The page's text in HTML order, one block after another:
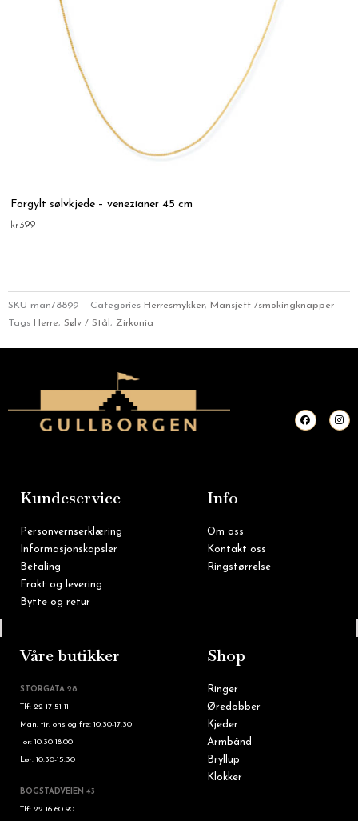
Forgylt sølvkjede – venezianer 45 cm
kr399
SKU man78899 Categories Herresmykker, Mansjett-/smokingknapper
Tags Herre, Sølv / Stål , Zirkonia
F
a
c
I
n
s
Kundeservice
Personvernserklæring
Informasjonskapsler
Betaling
Frakt og levering
Bytte og retur
Info
Om oss
Kontakt oss
Ringstørrelse
Våre butikker
STORGATA 28
Tlf: 22 17 51 11
Man, tir, ons og fre: 10.30-17.30
Tor: 10.30-18.00
Lør: 10.30-15.30
BOGSTADVEIEN 43
Tlf: 22 16 60 90
Shop
Ringer
Øredobber
Kjeder
Armbånd
Bryllup
Klokker